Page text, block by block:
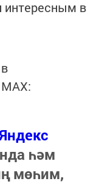
в
һәм
мөһим,